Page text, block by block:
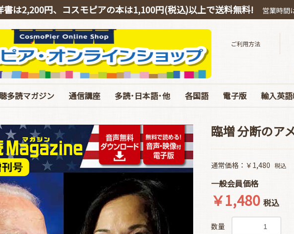
書は2,200円、コスモピアの本は1,100円(税込)以上で送料無料! 営業時間
ご利用方法
多読マガジン 通信講座 多読･日本語･他 各国語 電子版 輸入英
臨増 分断のア
通常価格：￥1,480 税込
一般会員価格
￥1,480 税込
数量